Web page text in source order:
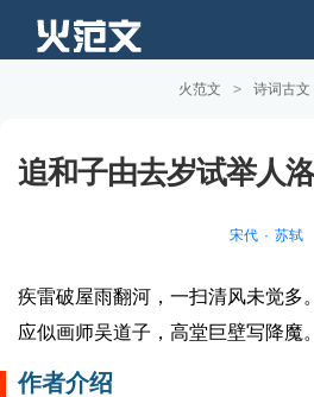
火范文 > 诗词古文
宋代 苏轼
疾雷破屋雨翻河，一扫清风未觉多。
应似画师吴道子，高堂巨壁写降魔。
作者介绍